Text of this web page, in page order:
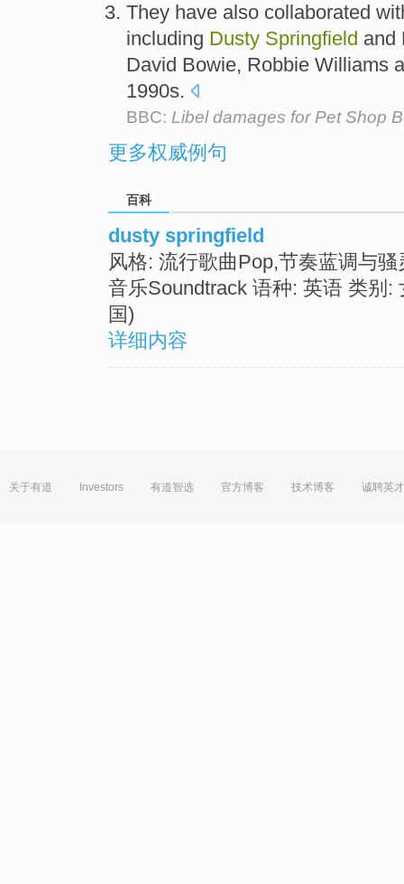
They have also collaborated
including Dusty Springfield and
David Bowie, Robbie Williams
1990s.
BBC: Libel damages for Pet Shop
更多权威例句
百科
dusty springfield
风格: 流行歌曲Pop,节奏蓝调与
音乐Soundtrack 语种: 英语 类别:
国)
详细内容
关于有道 Investors 有道智选 官方博客 技术博客 诚聘英才